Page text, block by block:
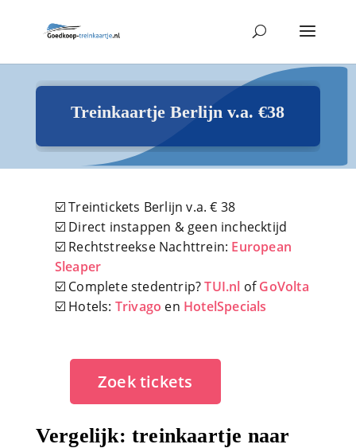
Treinkaartje Berlijn v.a. €38
☑️ Treintickets Berlijn v.a. € 38
☑️ Direct instappen & geen inchecktijd
☑️ Rechtstreekse Nachttrein: European
Sleaper
☑️ Complete stedentrip?TUI.nl ofGoVolta
☑️ Hotels: Trivago en HotelSpecials
Zoek tickets
Vergelijk: treinkaartje naar